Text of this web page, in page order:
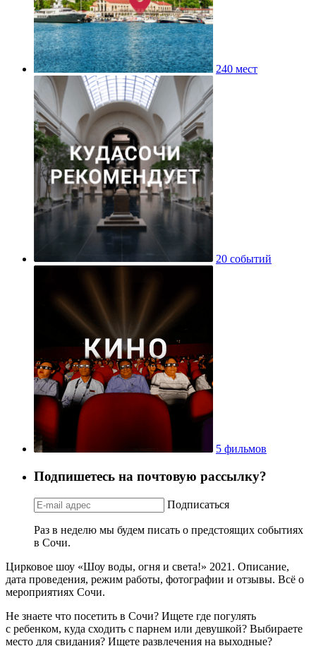
240 мест
20 событий
5 фильмов
Подпишетесь на почтовую рассылку?
Подписаться
Раз в неделю мы будем писать о предстоящих событиях
в Сочи.
Цирковое шоу «Шоу воды, огня и света!» 2021. Описание,
дата проведения, режим работы, фотографии и отзывы. Всё о
мероприятиях Сочи.
Не знаете что посетить в Сочи? Ищете где погулять
с ребенком, куда сходить с парнем или девушкой? Выбираете
место для свидания? Ищете развлечения на выходные?